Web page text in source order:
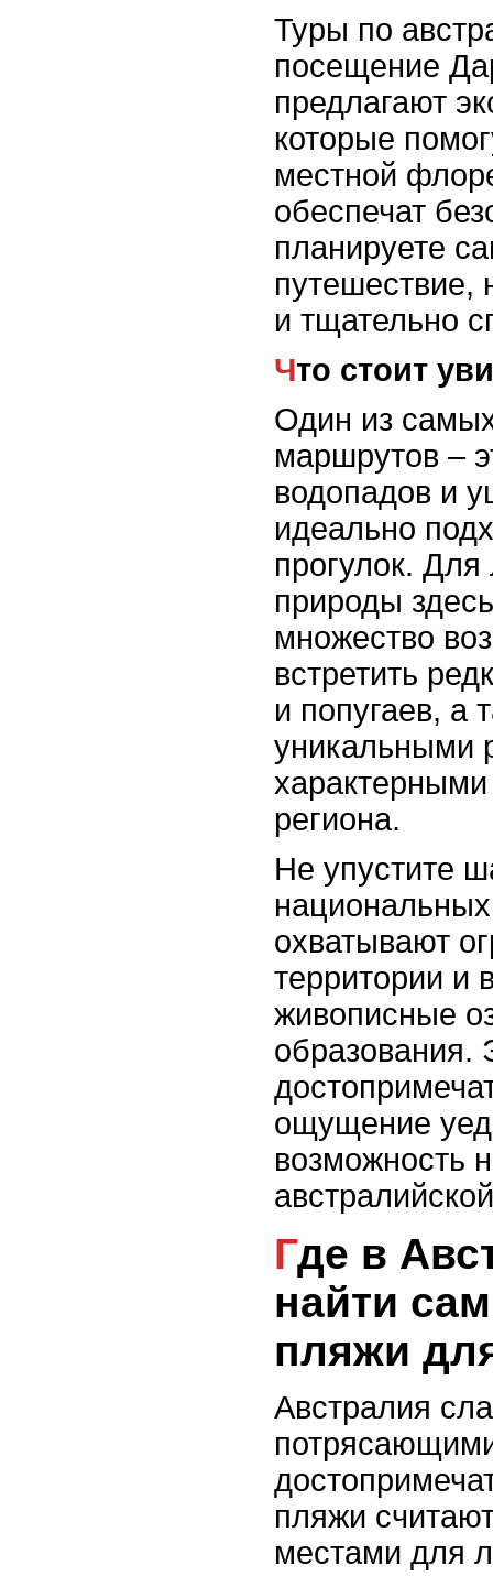
Туры по
посещение
предлагают
которые
местной
обеспечат
планируете
путешествие,
и тщательно
Что стоит
Один из
маршрутов –
водопадов и
идеально
прогулок.
природы
множество
встретить
и попугаев, а
уникальными
характерными
региона.
Не упустите
охватывают
территории и
живописные
образования.
ощущение
возможность
Где в Австралии можно
найти
пляжи
Австралия
пляжи
местами для